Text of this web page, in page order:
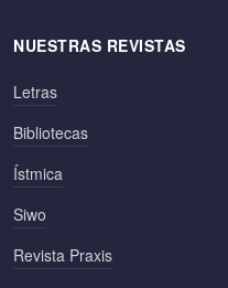
NUESTRAS REVISTAS
Letras
Bibliotecas
Ístmica
Siwo
Revista Praxis